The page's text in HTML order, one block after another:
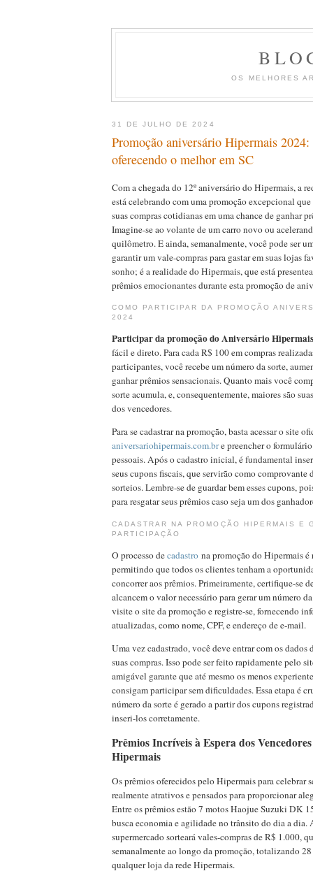
OS MELHORES
31 DE JULHO DE 2024
Promoção aniversário Hipermais 2024:
oferecendo o melhor em SC
Com a chegada do 12º aniversário do Hipermais, a
está celebrando com uma promoção excepcional
suas compras cotidianas em uma chance de ganhar
Imagine-se ao volante de um carro novo ou
quilômetro. E ainda, semanalmente, você pode ser
garantir um vale-compras para gastar em suas lojas
sonho; é a realidade do Hipermais, que está
prêmios emocionantes durante esta promoção de
COMO PARTICIPAR DA PROMOÇÃO
2024
Participar da promoção do Aniversário
fácil e direto. Para cada R$ 100 em compras
participantes, você recebe um número da sorte,
ganhar prêmios sensacionais. Quanto mais você
sorte acumula, e, consequentemente, maiores são
dos vencedores.
Para se cadastrar na promoção, basta acessar o site
aniversariohipermais.com.bre preencher o
pessoais. Após o cadastro inicial, é fundamental
seus cupons fiscais, que servirão como comprovante
sorteios. Lembre-se de guardar bem esses cupons,
para resgatar seus prêmios caso seja um dos
CADASTRAR NA PROMOÇÃO HIPERMAIS E
PARTICIPAÇÃO
O processo decadastro na promoção do Hipermais é
permitindo que todos os clientes tenham a
concorrer aos prêmios. Primeiramente, certifique-se
alcancem o valor necessário para gerar um número
visite o site da promoção e registre-se, fornecendo
atualizadas, como nome, CPF, e endereço de e-mail.
Uma vez cadastrado, você deve entrar com os dados
suas compras. Isso pode ser feito rapidamente pelo
amigável garante que até mesmo os menos
consigam participar sem dificuldades. Essa etapa é
número da sorte é gerado a partir dos cupons
inseri-los corretamente.
Prêmios Incríveis à Espera dos
Hipermais
Os prêmios oferecidos pelo Hipermais para celebrar
realmente atrativos e pensados para proporcionar
Entre os prêmios estão 7 motos Haojue Suzuki DK
busca economia e agilidade no trânsito do dia a dia.
supermercado sorteará vales-compras de R$ 1.000,
semanalmente ao longo da promoção, totalizando 28
qualquer loja da rede Hipermais.